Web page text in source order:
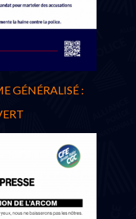
GÉNÉRALISÉ :